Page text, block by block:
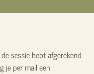
sessie hebt afgerekend
je per mail een